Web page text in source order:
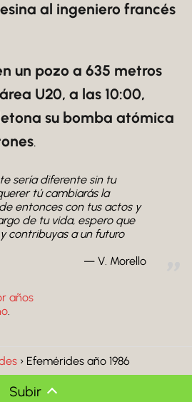
al ingeniero francés
un pozo a 635 metros
U20, a las 10:00,
su bomba atómica
.
sería diferente sin tu
tú cambiarás la
entonces con tus actos y
de tu vida, espero que
contribuyas a un futuro
V. Morello
años
.
Efemérides año 1986
Subir